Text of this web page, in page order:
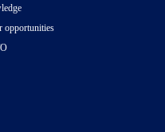
opportunities